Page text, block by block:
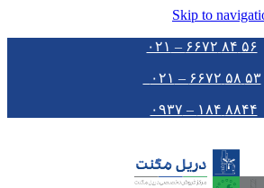
Skip to
۵۶ ۸۴ ۶۶۷۲ – ۰۲۱
۵۳ ۵۸ ۶۶۷۲ – ۰۲۱
۸۸۴۴ ۱۸۴ – ۰۹۳۷